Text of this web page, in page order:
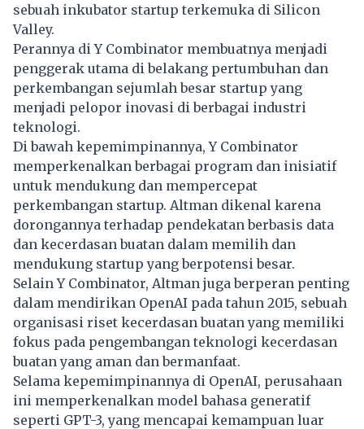
sebuah inkubator startup terkemuka di Silicon
Valley.
Perannya di Y Combinator membuatnya menjadi
penggerak utama di belakang pertumbuhan dan
perkembangan sejumlah besar startup yang
menjadi pelopor inovasi di berbagai industri
teknologi.
Di bawah kepemimpinannya, Y Combinator
memperkenalkan berbagai program dan inisiatif
untuk mendukung dan mempercepat
perkembangan startup. Altman dikenal karena
dorongannya terhadap pendekatan berbasis data
dan kecerdasan buatan dalam memilih dan
mendukung startup yang berpotensi besar.
Selain Y Combinator, Altman juga berperan penting
dalam mendirikan OpenAI pada tahun 2015, sebuah
organisasi riset kecerdasan buatan yang memiliki
fokus pada pengembangan teknologi kecerdasan
buatan yang aman dan bermanfaat.
Selama kepemimpinannya di OpenAI, perusahaan
ini memperkenalkan model bahasa generatif
seperti GPT-3, yang mencapai kemampuan luar